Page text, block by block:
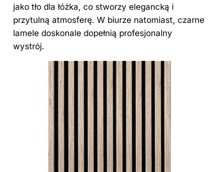
jako tło dla łóżka, co stworzy elegancką i
przytulną atmosferę. W biurze natomiast, czarne
lamele doskonale dopełnią profesjonalny
wystrój.